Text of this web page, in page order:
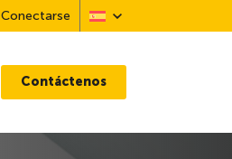
Conectarse
Contáctenos